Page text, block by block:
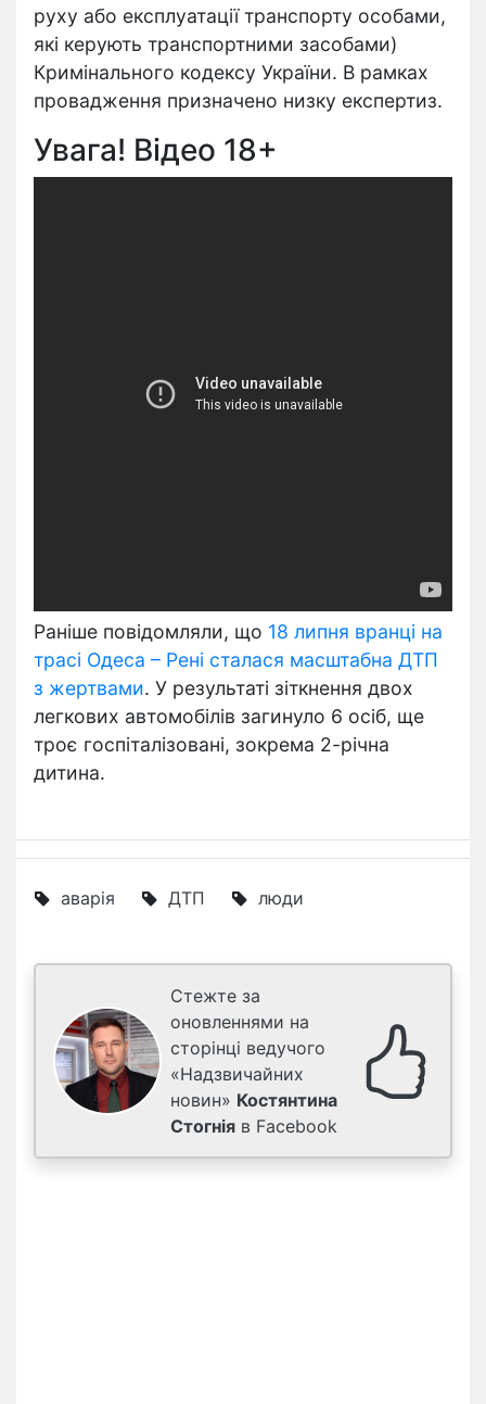
руху або експлуатації транспорту особами,
які керують транспортними засобами)
Кримінального кодексу України. В рамках
провадження призначено низку експертиз.
Увага! Відео 18+
Раніше повідомляли, що 18 липня вранці на
трасі Одеса – Рені сталася масштабна ДТП
з жертвами. У результаті зіткнення двох
легкових автомобілів загинуло 6 осіб, ще
троє госпіталізовані, зокрема 2-річна
дитина.
аварія ДТП люди
Стежте за
оновленнями на
сторінці ведучого
«Надзвичайних
новин» Костянтина
Стогнія в Facebook